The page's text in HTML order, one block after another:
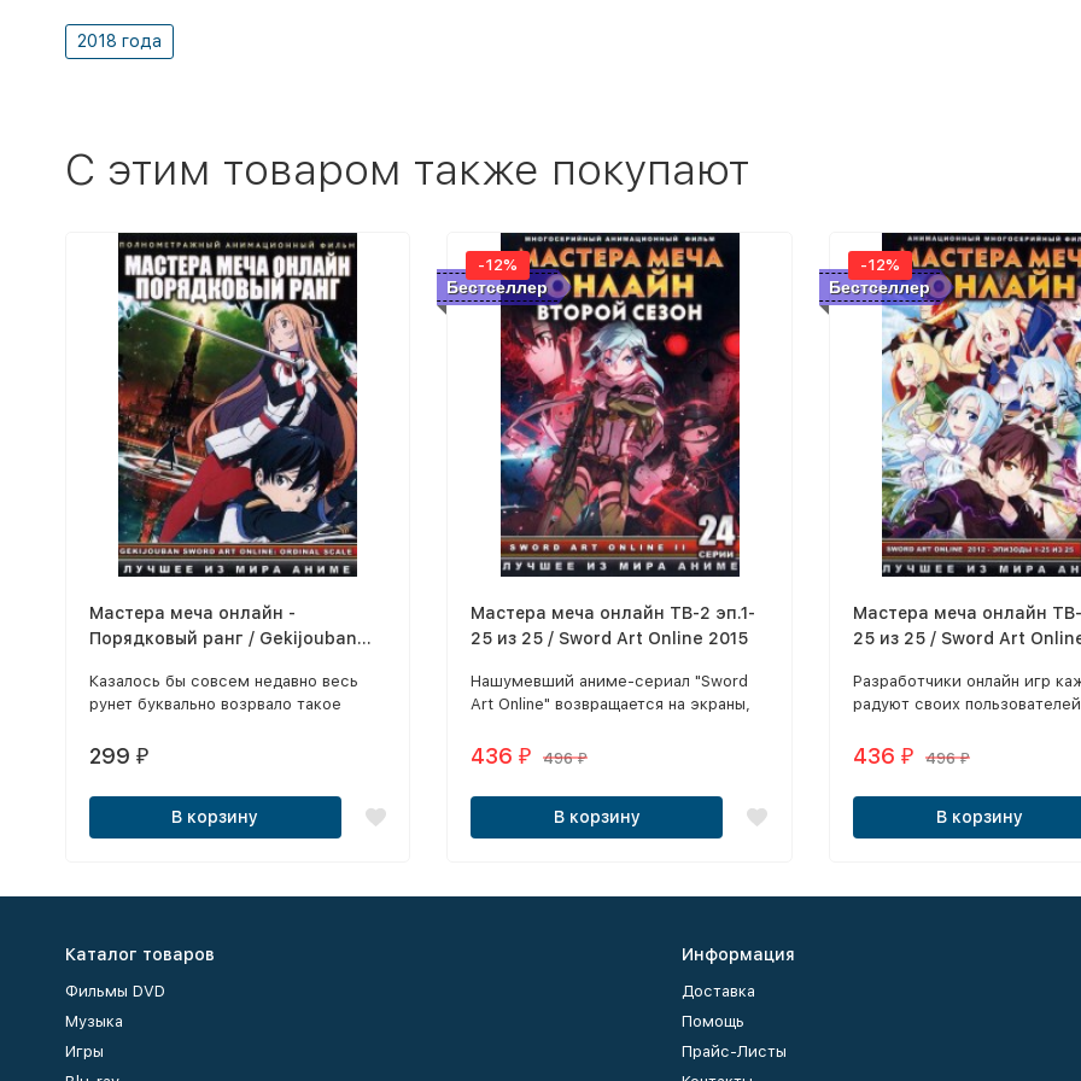
2018 года
C этим товаром также покупают
Мастера меча онлайн -
Порядковый ранг / Gekijouban
2017
Казалось бы совсем недавно весь
рунет буквально возрвало такое
Первый сезон был очень тепло
буквально все.
299 ₽
В корзину
Бестселлер
-12%
Мастера меча онлайн ТВ-2 эп.1-
25 из 25 / Sword Art Online 2015
Нашумевший аниме-сериал "Sword
Art Online" возвращается на экраны,
восхитительным сюжетом и
436₽ 496₽
В корзину
Бестселлер
-12%
Мастера меча онлайн ТВ-
25 из 25 / Sword Art
Разработчики онлайн игр
радуют своих
технологиями, которые
погружаться в любимый
436 ₽ 496₽
В корзину
Каталог товаров
Фильмы DVD
Музыка
Игры
Информация
Доставка
Помощь
Прайс-Листы